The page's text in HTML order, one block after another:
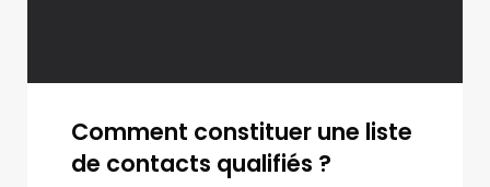
Comment constituer une liste
de contacts qualifiés ?